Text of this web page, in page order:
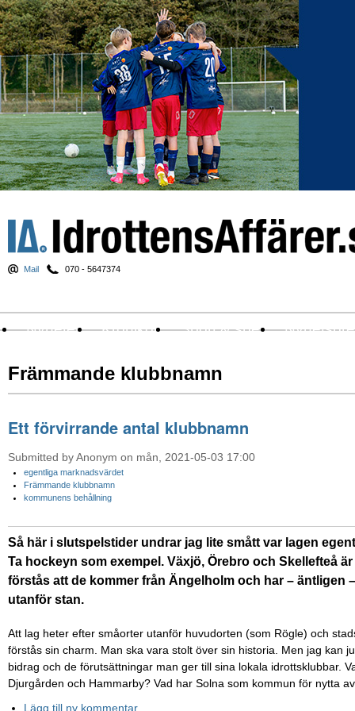
Mail 070 - 5647374
Nyheter Krönikor Sport & spel
Främmande klubbnamn
Ett förvirrande antal klubbnamn
Submitted by Anonym on mån, 2021-05-03 17:00
egentliga marknadsvärdet
Främmande klubbnamn
kommunens behållning
Så här i slutspelstider undrar jag lite smått var lagen
Ta hockeyn som exempel. Växjö, Örebro och Skellefteå
förstås att de kommer från Ängelholm och har – äntligen
utanför stan.
Att lag heter efter småorter utanför huvudorten (som Rögle) och
förstås sin charm. Man ska vara stolt över sin historia. Men jag kan
bidrag och de förutsättningar man ger till sina lokala idrottsklubbar.
Djurgården och Hammarby? Vad har Solna som kommun för nytta
Lägg till ny kommentar